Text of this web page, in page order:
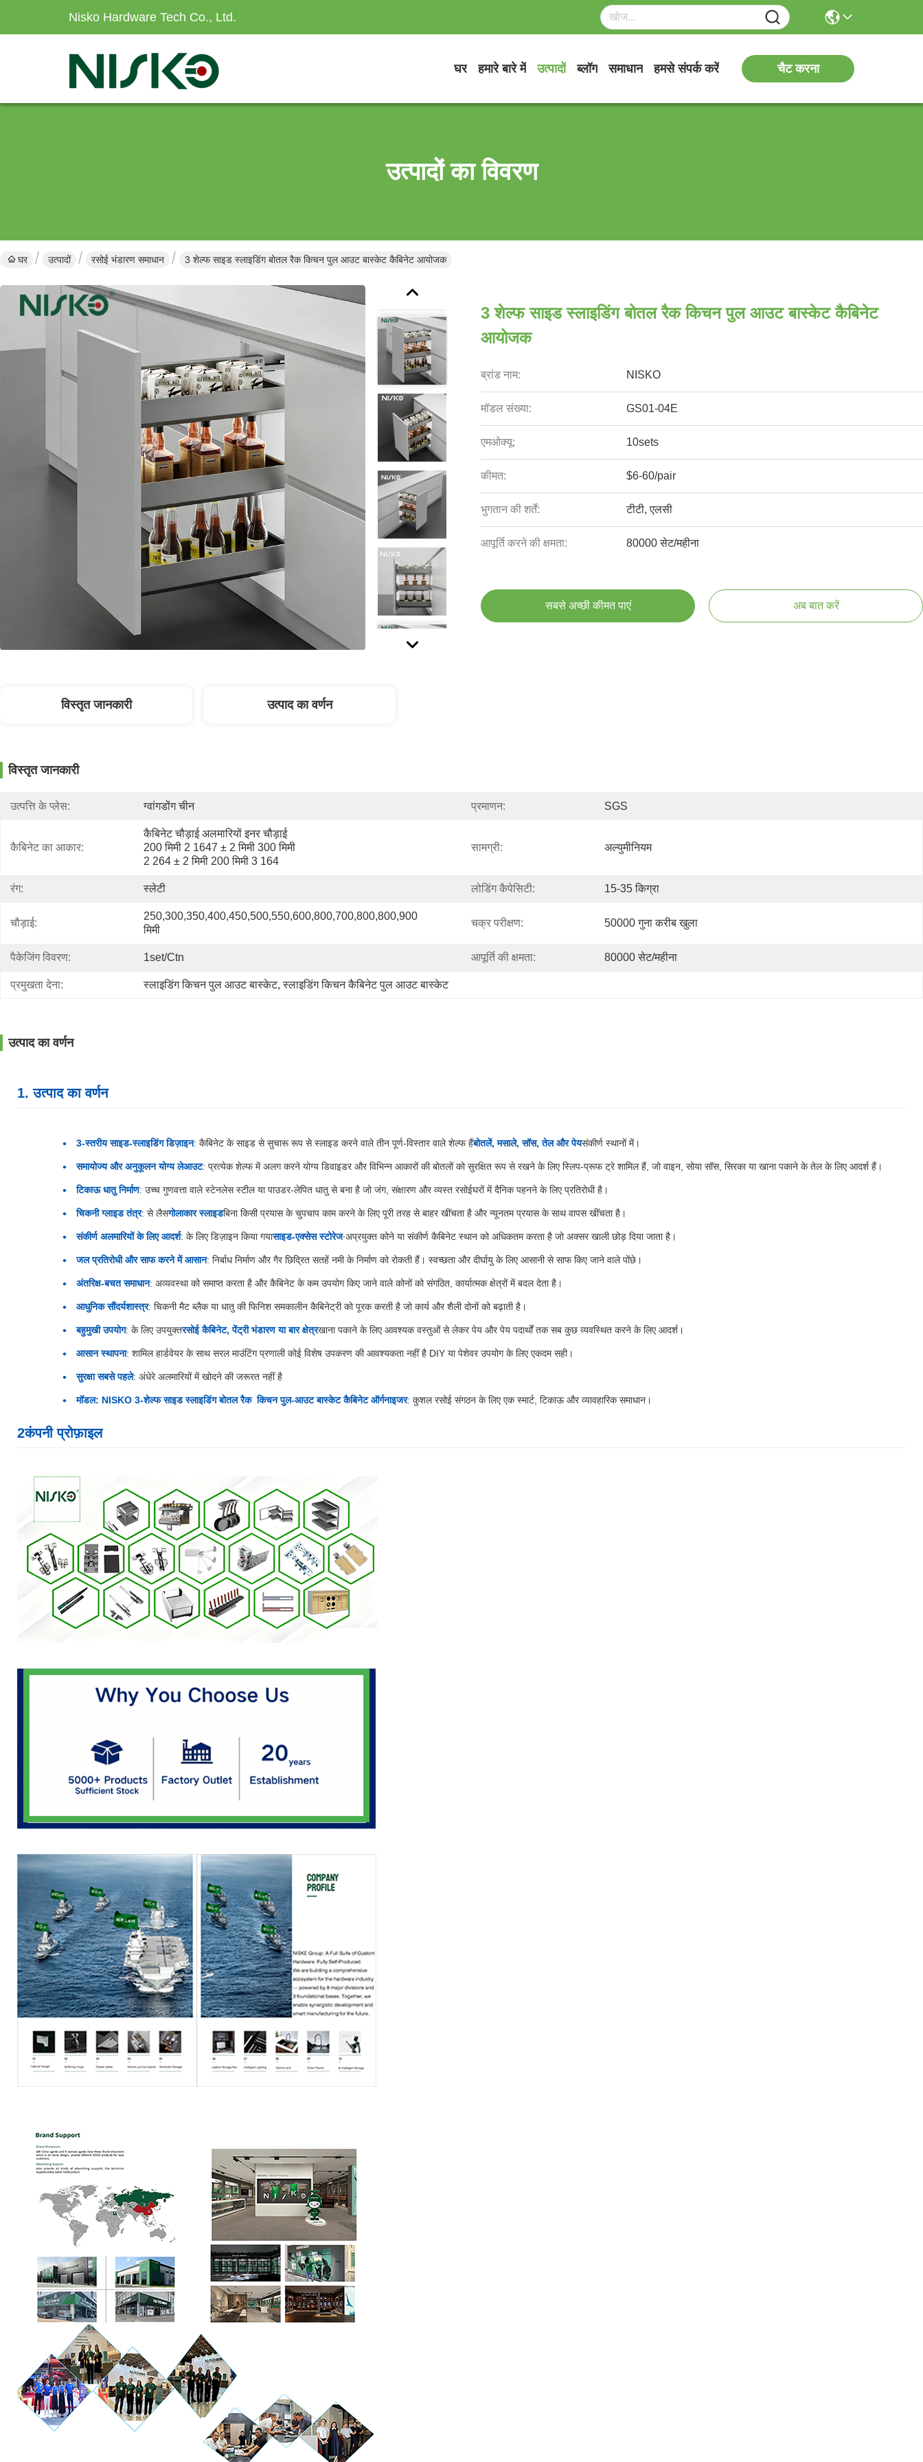
Nisko Hardware Tech Co., Ltd.
घर हमारे बारे में उत्पादों ब्लॉग समाधान हमसे संपर्क करें चैट करना
उत्पादों का विवरण
घर उत्पादों रसोई भंडारण समाधान 3 शेल्फ साइड स्लाइडिंग बोतल रैक किचन पुल आउट बास्केट कैबिनेट आयोजक
3 शेल्फ साइड स्लाइडिंग बोतल रैक किचन पुल आउट बास्केट कैबिनेट
आयोजक
ब्रांड नाम: NISKO
मॉडल संख्या: GS01-04E
एमओक्यू: 10sets
कीमत: $6-60/pair
भुगतान की शर्तें: टीटी, एलसी
आपूर्ति करने की क्षमता: 80000 सेट/महीना
सबसे अच्छी कीमत पाएं अब बात करें
विस्तृत जानकारी उत्पाद का वर्णन
विस्तृत जानकारी
उत्पत्ति के प्लेस: ग्वांगडोंग चीन प्रमाणन: SGS
कैबिनेट का आकार:
कैबिनेट चौड़ाई अलमारियों इनर चौड़ाई
200 मिमी 2 1647 ± 2 मिमी 300 मिमी
2 264 ± 2 मिमी 200 मिमी 3 164
सामग्री: अल्युमीनियम
रंग: स्लेटी लोडिंग कैपेसिटी: 15-35 किग्रा
चौड़ाई:
250,300,350,400,450,500,550,600,800,700,800,800,900
मिमी
चक्र परीक्षण: 50000 गुना करीब खुला
पैकेजिंग विवरण: 1set/ctn आपूर्ति की क्षमता: 80000 सेट/महीना
प्रमुखता देना: स्लाइडिंग किचन पुल आउट बास्केट, स्लाइडिंग किचन कैबिनेट पुल आउट बास्केट
उत्पाद का वर्णन
1. उत्पाद का वर्णन
3-स्तरीय साइड-स्लाइडिंग डिज़ाइन: कैबिनेट के साइड से सुचारू रूप से स्लाइड करने वाले तीन पूर्ण-विस्तार वाले शेल्फ हैंबोतलें, मसाले, सॉस, तेल और पेयसंकीर्ण स्थानों में।
समायोज्य और अनुकूलन योग्य लेआउट: प्रत्येक शेल्फ में अलग करने योग्य डिवाइडर और विभिन्न आकारों की बोतलों को सुरक्षित रूप से रखने के लिए स्लिप-प्रूफ ट्रे शामिल हैं, जो वाइन, सोया सॉस, सिरका या खाना पकाने के तेल के लिए आदर्श हैं।
टिकाऊ धातु निर्माण: उच्च गुणवत्ता वाले स्टेनलेस स्टील या पाउडर-लेपित धातु से बना है जो जंग, संक्षारण और व्यस्त रसोईघरों में दैनिक पहनने के लिए प्रतिरोधी है।
चिकनी ग्लाइड तंत्र: से लैसगोलाकार स्लाइडबिना किसी प्रयास के चुपचाप काम करने के लिए पूरी तरह से बाहर खींचता है और न्यूनतम प्रयास के साथ वापस खींचता है।
संकीर्ण अलमारियों के लिए आदर्श: के लिए डिज़ाइन किया गयासाइड-एक्सेस स्टोरेज∙अप्रयुक्त कोने या संकीर्ण कैबिनेट स्थान को अधिकतम करता है जो अक्सर खाली छोड़ दिया जाता है।
जल प्रतिरोधी और साफ करने में आसान: निर्बाध निर्माण और गैर छिद्रित सतहें नमी के निर्माण को रोकती हैं। स्वच्छता और दीर्घायु के लिए आसानी से साफ किए जाने वाले पोंछे।
अंतरिक्ष-बचत समाधान: अव्यवस्था को समाप्त करता है और कैबिनेट के कम उपयोग किए जाने वाले कोनों को संगठित, कार्यात्मक क्षेत्रों में बदल देता है।
आधुनिक सौंदर्यशास्त्र: चिकनी मैट ब्लैक या धातु की फिनिश समकालीन कैबिनेट्री को पूरक करती है जो कार्य और शैली दोनों को बढ़ाती है।
बहुमुखी उपयोग: के लिए उपयुक्तरसोई कैबिनेट, पेंट्री भंडारण या बार क्षेत्रखाना पकाने के लिए आवश्यक वस्तुओं से लेकर पेय और पेय पदार्थों तक सब कुछ व्यवस्थित करने के लिए आदर्श।
आसान स्थापना: शामिल हार्डवेयर के साथ सरल माउंटिंग प्रणाली कोई विशेष उपकरण की आवश्यकता नहीं है DIY या पेशेवर उपयोग के लिए एकदम सही।
सुरक्षा सबसे पहले: अंधेरे अलमारियों में खोदने की जरूरत नहीं है
मॉडल: NISKO 3-शेल्फ साइड स्लाइडिंग बोतल रैक ️ किचन पुल-आउट बास्केट कैबिनेट ऑर्गनाइजर: कुशल रसोई संगठन के लिए एक स्मार्ट, टिकाऊ और व्यावहारिक समाधान।
2कंपनी प्रोफ़ाइल